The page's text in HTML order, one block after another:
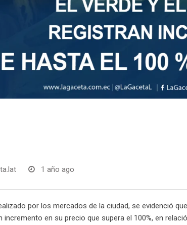
1 año ago
por los mercados de la ciudad, se evidenció
incremento en su precio que supera el 100%, en